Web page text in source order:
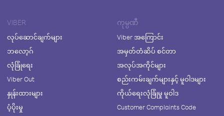
VIBER
လုပ်ဆောင်ချက်များ
ဘလော့ဂ်
လုံခြုံရေး
Viber Out
နှုန်းထားများ
ပံ့ပိုးမှု
ကုမ္ပဏီ
Viber အကြောင်း
အမှတ်တံဆိပ် စင်တာ
အလုပ်အကိုင်များ
စည်းကမ်းချက်များနှင့် မူဝါဒများ
ကိုယ်ရေးလုံခြုံမှု မူဝါဒ
Customer Complaints Code